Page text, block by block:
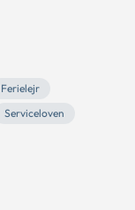
Ferielejr
Serviceloven